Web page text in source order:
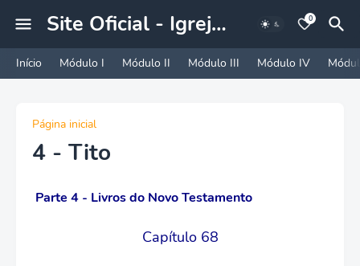
Site Oficial - Igreja A Nova Jerusalem 0
Início Módulo I Módulo II Módulo III Módulo IV
Página inicial
4 - Tito
Parte 4 - Livros do Novo Testamento
Capítulo 68